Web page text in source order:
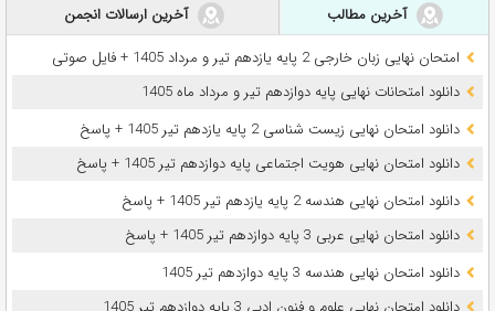
آخرین مطالب
آخرین ارسالات انجمن
امتحان نهایی زبان خارجی 2 پایه یازدهم تیر و مرداد 1405 + فایل صوتی
دانلود امتحانات نهایی پایه دوازدهم تیر و مرداد ماه 1405
دانلود امتحان نهایی زیست شناسی 2 پایه یازدهم تیر 1405 + پاسخ
دانلود امتحان نهایی هویت اجتماعی پایه دوازدهم تیر 1405 + پاسخ
دانلود امتحان نهایی هندسه 2 پایه یازدهم تیر 1405 + پاسخ
دانلود امتحان نهایی عربی 3 پایه دوازدهم تیر 1405 + پاسخ
دانلود امتحان نهایی هندسه 3 پایه دوازدهم تیر 1405